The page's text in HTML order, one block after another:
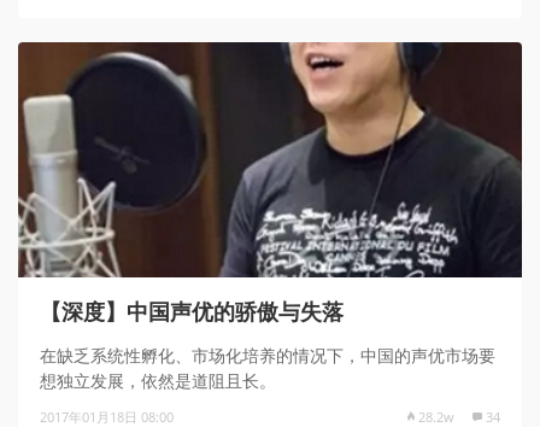
【深度】中国声优的骄傲与失落
在缺乏系统性孵化、市场化培养的情况下，中国的声优市场要
想独立发展，依然是道阻且长。
2017年01月18日 08:00 28.2w 34